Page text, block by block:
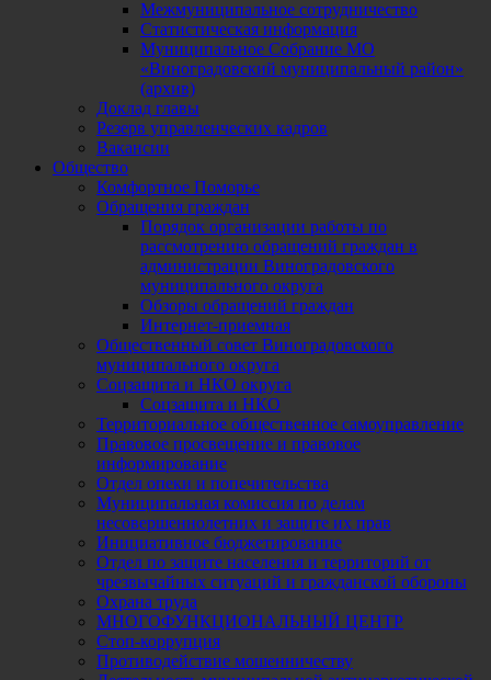
Межмуниципальное сотрудничество
Статистическая информация
Муниципальное Собрание МО
«Виноградовский муниципальный район»
(архив)
Доклад главы
Резерв управленческих кадров
Вакансии
Общество
Комфортное Поморье
Обращения граждан
Порядок организации работы по
рассмотрению обращений граждан в
администрации Виноградовского
муниципального округа
Обзоры обращений граждан
Интернет-приемная
Общественный совет Виноградовского
муниципального округа
Соцзащита и НКО округа
Соцзащита и НКО
Территориальное общественное самоуправление
Правовое просвещение и правовое
информирование
Отдел опеки и попечительства
Муниципальная комиссия по делам
несовершеннолетних и защите их прав
Инициативное бюджетирование
Отдел по защите населения и территорий от
чрезвычайных ситуаций и гражданской обороны
Охрана труда
МНОГОФУНКЦИОНАЛЬНЫЙ ЦЕНТР
Стоп-коррупция
Противодействие мошенничеству